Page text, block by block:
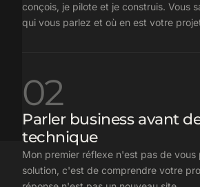
conçois, je pilote et je construis. Vous
qui vous parlez et où en est votre
02
Parler business avant
technique
Mon premier réflexe n'est pas de vous
solution, c'est de comprendre votre